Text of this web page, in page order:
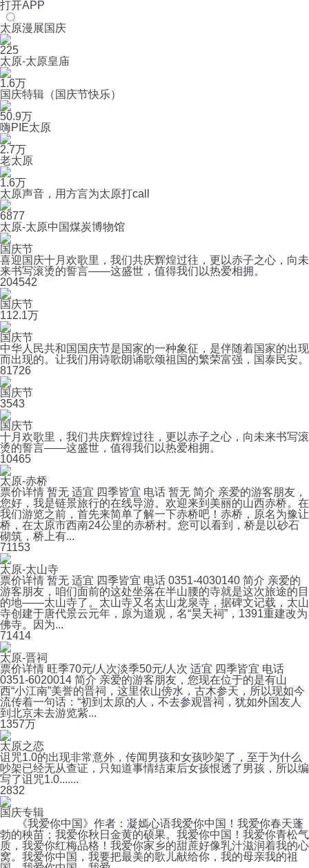
打开APP
太原漫展国庆
225
太原-太原皇庙
1.6万
国庆特辑（国庆节快乐）
50.9万
嗨PIE太原
2.7万
老太原
1.6万
太原声音，用方言为太原打call
6877
太原-太原中国煤炭博物馆
国庆节
喜迎国庆十月欢歌里，我们共庆辉煌过往，更以赤子之心，向未
来书写滚烫的誓言——这盛世，值得我们以热爱相拥。
204542
国庆节
112.1万
国庆节
中华人民共和国国庆节是国家的一种象征，是伴随着国家的出现
而出现的。让我们用诗歌朗诵歌颂祖国的繁荣富强，国泰民安。
81726
国庆节
3543
国庆节
十月欢歌里，我们共庆辉煌过往，更以赤子之心，向未来书写滚
烫的誓言——这盛世，值得我们以热爱相拥。
10465
太原-赤桥
票价详情 暂无 适宜 四季皆宜 电话 暂无 简介 亲爱的游客朋友，
您好，我是链景旅行的在线导游。欢迎来到美丽的山西赤桥。在
我们游览之前，首先来简单了解一下赤桥吧！赤桥，原名为豫让
桥，在太原市西南24公里的赤桥村。您可以看到，桥是以砂石
砌筑，桥上有...
71153
太原-太山寺
票价详情 暂无 适宜 四季皆宜 电话 0351-4030140 简介 亲爱的
游客朋友，咱们面前的这处坐落在半山腰的寺就是这次旅途的目
的地——太山寺了。太山寺又名太山龙泉寺，据碑文记载，太山
寺创建于唐代景云元年，原为道观，名“昊天祠”，1391重建改为
佛寺。因为...
71414
太原-晋祠
票价详情 旺季70元/人次淡季50元/人次 适宜 四季皆宜 电话
0351-6020014 简介 亲爱的游客朋友，您现在位于的是有山
西“小江南”美誉的晋祠，这里依山傍水，古木参天，所以现如今
流传着一句话：“初到太原的人，不去参观晋祠，犹如外国友人
到北京未去游览紫...
1357万
太原之恋
诅咒1.0的出现非常意外，传闻男孩和女孩吵架了，至于为什么
吵架已经无从查证，只知道事情结束后女孩恨透了男孩，所以编
写了诅咒1.0.......
2832
国庆专辑
《我爱你中国》作者：凝嫣心语我爱你中国！我爱你春天蓬
勃的秧苗；我爱你秋日金黄的硕果。我爱你中国！我爱你青松气
质，我爱你红梅品格！我爱你家乡的甜蔗好像乳汁滋润着我的心
窝。我爱你中国，我要把最美的歌儿献给你，我的母亲我的祖